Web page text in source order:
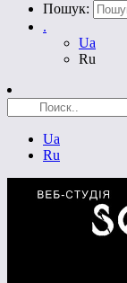
Пошук:
.
Ua
Ru
Ua
Ru